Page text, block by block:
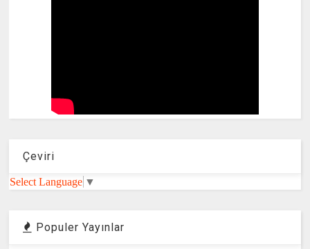
Çeviri
Select Language ▼
Populer Yayınlar